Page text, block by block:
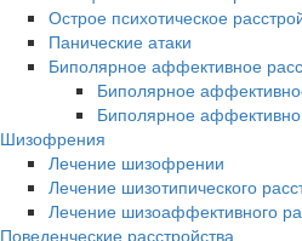
Острое психотическое
Панические атаки
Биполярное аффективное
Биполярное
Биполярное
Шизофрения
Лечение шизофрении
Лечение шизотипического
Лечение шизоаффективного
Поведенческие расстройства